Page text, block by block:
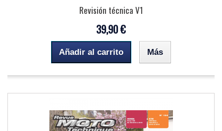
Revisión técnica V1
39,90 €
Añadir al carrito Más